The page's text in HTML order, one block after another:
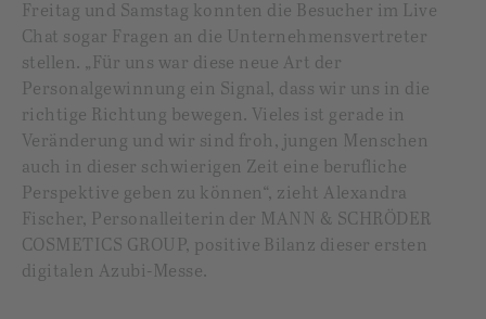
Freitag und Samstag konnten die Besucher im Live
Chat sogar Fragen an die Unternehmensvertreter
stellen. „Für uns war diese neue Art der
Personalgewinnung ein Signal, dass wir uns in die
richtige Richtung bewegen. Vieles ist gerade in
Veränderung und wir sind froh, jungen Menschen
auch in dieser schwierigen Zeit eine berufliche
Perspektive geben zu können“, zieht Alexandra
Fischer, Personalleiterin der MANN & SCHRÖDER
COSMETICS GROUP, positive Bilanz dieser ersten
digitalen Azubi-Messe.